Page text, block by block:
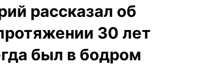
рассказал об
30 лет
был в бодром